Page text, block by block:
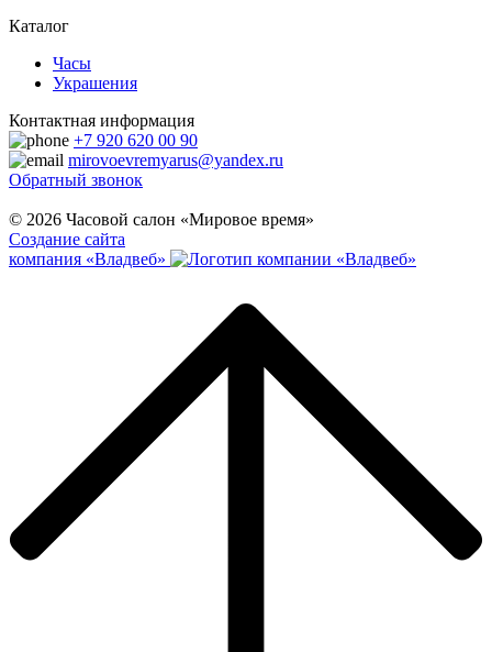
Каталог
Часы
Украшения
Контактная информация
+7 920 620 00 90
mirovoevremyarus@yandex.ru
Обратный звонок
© 2026 Часовой салон «Мировое время»
Создание сайта
компания «Владвеб»